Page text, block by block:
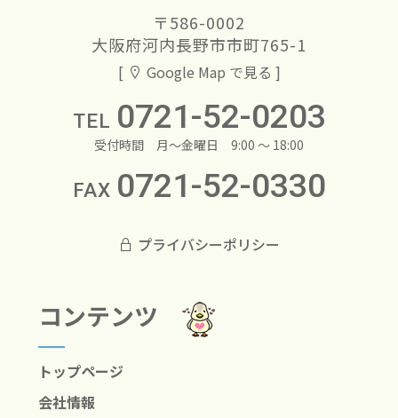
〒586-0002
大阪府河内長野市市町765-1
[ Google Map で見る ]
TEL 0721-52-0203
受付時間 月～金曜日 9:00 ～ 18:00
FAX 0721-52-0330
プライバシーポリシー
コンテンツ
トップページ
会社情報